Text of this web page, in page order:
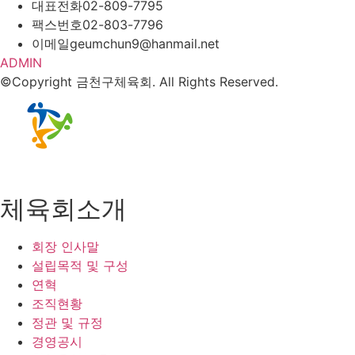
대표전화02-809-7795
팩스번호02-803-7796
이메일geumchun9@hanmail.net
ADMIN
©Copyright 금천구체육회. All Rights Reserved.
체육회소개
회장 인사말
설립목적 및 구성
연혁
조직현황
정관 및 규정
경영공시